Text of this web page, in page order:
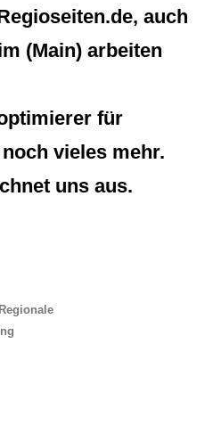
auch
(Main) arbeiten
für
vieles mehr.
uns aus.